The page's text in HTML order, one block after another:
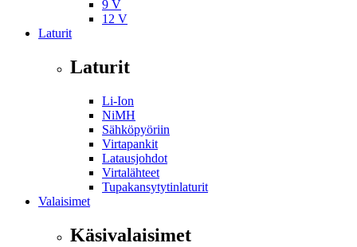
9 V
12 V
Laturit
Laturit
Li-Ion
NiMH
Sähköpyöriin
Virtapankit
Latausjohdot
Virtalähteet
Tupakansytytinlaturit
Valaisimet
Käsivalaisimet